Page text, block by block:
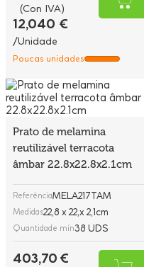
(Con IVA)
12,040 €
/Unidade
Poucas unidades
Prato de melamina
reutilizável terracota
âmbar 22.8x22.8x2.1cm
ReferênciaMELA217TAM
Medidas22,8 x 22,x 2,1cm
Quantidade mín38 UDS
403,70 €